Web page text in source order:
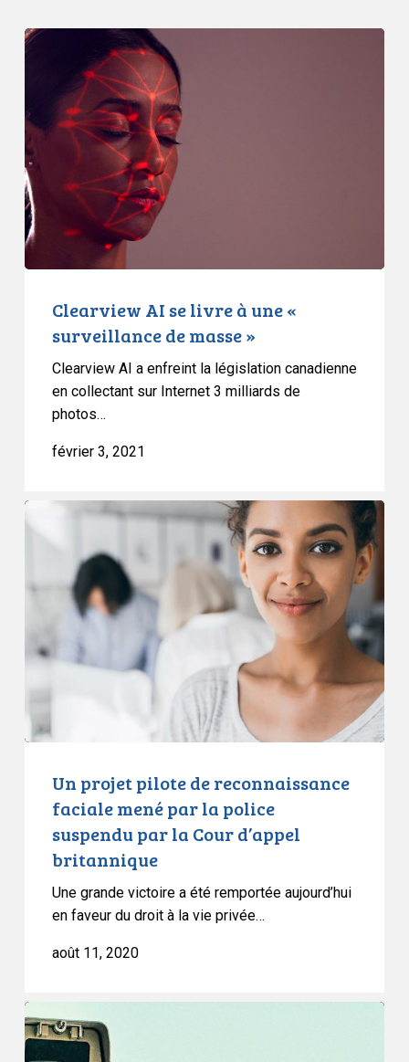
Clearview
livre
à
une
«
surveillance
de
masse
Clearview AI se livre à une «
surveillance de masse »
Clearview AI a enfreint la législation canadienne
en collectant sur Internet 3 milliards de
photos…
février 3, 2021
projet
de
reconnaissance
mené
police
d’appel
britannique
Un projet pilote de reconnaissance
faciale mené par la police
suspendu par la Cour d’appel
britannique
Une grande victoire a été remportée aujourd’hui
en faveur du droit à la vie privée…
août 11, 2020
L’ACLC
se